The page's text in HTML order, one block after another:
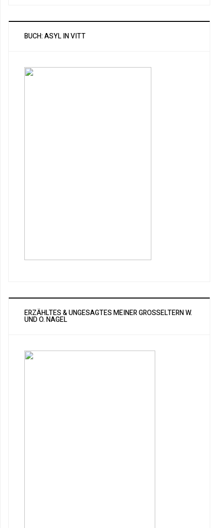
BUCH: ASYL IN VITT
ERZÄHLTES & UNGESAGTES MEINER GROSSELTERN W. U
ND O. NAGEL